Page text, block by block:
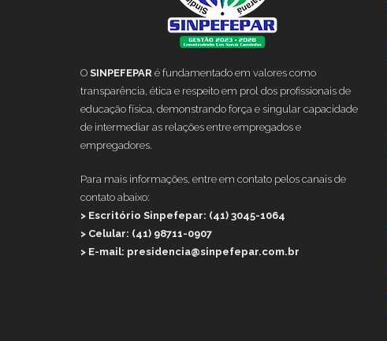
O SINPEFEPAR é fundamentado em valores como
transparência, ética e respeito em prol dos profissionais de
educação física, demonstrando força e singular capacidade
de intermediar as relações entre empregados e
empregadores.
Para mais informações, entre em contato pelos canais de
contato abaixo:
> Escritório Sinpefepar: (41) 3045-1064
> Celular: (41) 98711-0907
> E-mail: presidencia@sinpefepar.com.br